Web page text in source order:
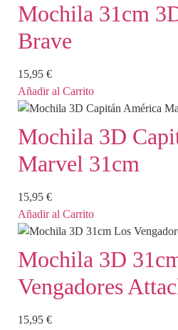
Mochila 31cm
Brave
15,95 €
Añadir al Carrito
Mochila 3D
Marvel 31cm
15,95 €
Añadir al Carrito
Mochila 3D
Vengadores
15,95 €